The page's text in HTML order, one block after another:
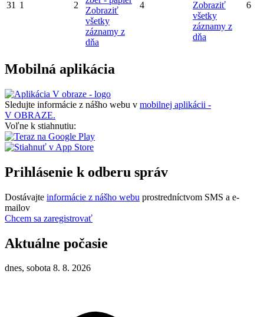
31 1 2
Zobraziť
všetky
záznamy z
dňa
4
Zobraziť
všetky
záznamy z
dňa
6
Mobilná aplikácia
Sledujte informácie z nášho webu v mobilnej aplikácii -
V OBRAZE.
Voľne k stiahnutiu:
Prihlásenie k odberu správ
Dostávajte informácie z nášho webu prostredníctvom SMS a e-
mailov
Chcem sa zaregistrovať
Aktuálne počasie
dnes, sobota 8. 8. 2026